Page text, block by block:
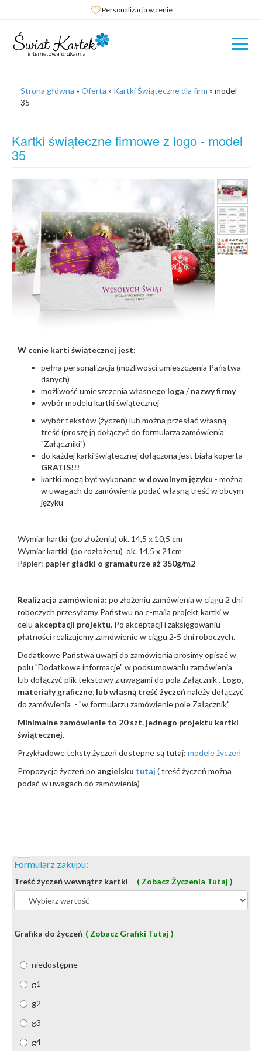
Personalizacja w cenie
Strona główna » Oferta » Kartki Świąteczne dla firm » model
35
Kartki świąteczne firmowe z logo - model
35
W cenie karti świątecznej jest:
pełna personalizacja (możliwości umieszczenia Państwa
danych)
możliwość umieszczenia własnego loga /nazwy firmy
wybór modelu kartki świątecznej
wybór tekstów (życzeń) lub można przesłać własną
treść (proszę ją dołączyć do formularza zamówienia
"Załączniki")
do każdej karki świątecznej dołączona jest biała koperta
GRATIS!!!
kartki mogą być wykonanew dowolnym języku - można
w uwagach do zamówienia podać własną treść w obcym
języku
Wymiar kartki (po złożeniu) ok. 14,5 x 10,5 cm
Wymiar kartki (po rozłożenu) ok. 14,5 x 21cm
Papier: papier gładki o gramaturze aż 350g/m2
Realizacja zamówienia: po złożeniu zamówienia w ciągu 2 dni
roboczych przesyłamy Państwu na e-maila projekt kartki w
celu akceptacji projektu. Po akceptacji i zaksięgowaniu
płatności realizujemy zamówienie w ciągu 2-5 dni roboczych.
Dodatkowe Państwa uwagi do zamówienia prosimy opisać w
polu "Dodatkowe informacje" w podsumowaniu zamówienia
lub dołączyć plik tekstowy z uwagami do pola Załącznik . Logo,
materiały graficzne, lub własną treść życzeńnależy dołączyć
do zamówienia - "w formularzu zamówienie pole Załącznik"
Minimalne zamówienie to 20 szt. jednego projektu kartki
świątecznej.
Przykładowe teksty życzeń dostepne są tutaj: modele życzeń
Propozycje życzeń po angielsku tutaj ( treść życzeń można
podać w uwagach do zamówienia)
Formularz zakupu:
Treść życzeń wewnątrz kartki ( Zobacz Życzenia Tutaj )
Grafika do życzeń ( Zobacz Grafiki Tutaj )
niedostępne
g1
g2
g3
g4